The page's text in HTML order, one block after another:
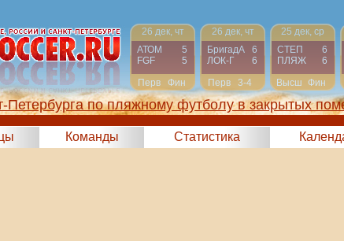
26 дек, чт
АТОМ
5
FGF
5
Перв
Фин
26 дек, чт
БригадА
6
ЛОК-Г
6
Перв
3-4
25 дек, ср
СТЕП
6
ПЛЯЖ
6
Высш Фин
Петербурга по пляжному футболу в закрытых
Команды Статистика